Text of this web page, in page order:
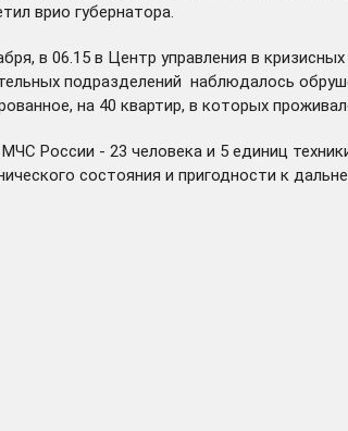
врио губернатора.
в 06.15 в Центр управления в
подразделений наблюдалось
на 40 квартир, в которых
России - 23 человека и 5 единиц
состояния и пригодности к